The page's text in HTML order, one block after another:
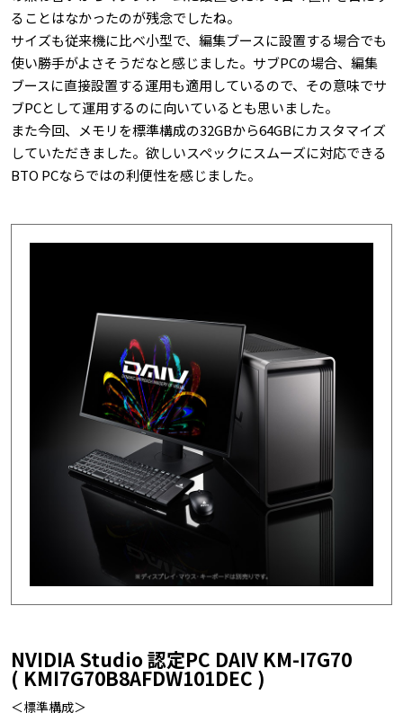
ることはなかったのが残念でしたね。
サイズも従来機に比べ小型で、編集ブースに設置する場合でも
使い勝手がよさそうだなと感じました。サブPCの場合、編集
ブースに直接設置する運用も適用しているので、その意味でサ
ブPCとして運用するのに向いているとも思いました。
また今回、メモリを標準構成の32GBから64GBにカスタマイズ
していただきました。欲しいスペックにスムーズに対応できる
BTO PCならではの利便性を感じました。
NVIDIA Studio 認定PC DAIV KM-I7G70
( KMI7G70B8AFDW101DEC )
＜標準構成＞